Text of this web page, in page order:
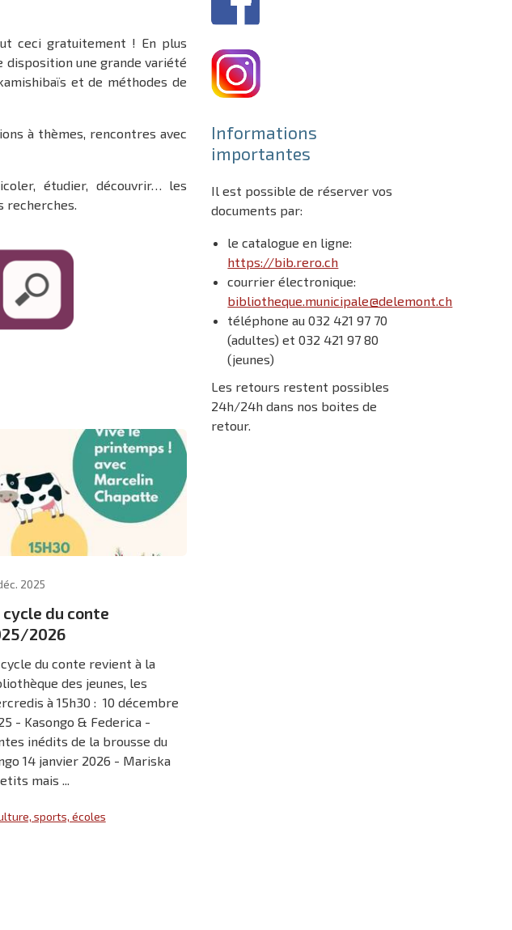
ceci gratuitement ! En plus
disposition une grande variété
et de méthodes de
à thèmes, rencontres avec
étudier, découvrir… les
recherches.
2025
cycle du conte
2026
du conte revient à la
des jeunes, les
à 15h30 : 10 décembre
- Kasongo & Federica -
inédits de la brousse du
14 janvier 2026 - Mariska
mais ...
sports, écoles
Informations
importantes
Il est possible de réserver vos
documents par:
le catalogue en ligne:
https://bib.rero.ch
courrier électronique:
bibliotheque.municipale@delemont.ch
téléphone au 032 421 97 70
(adultes) et 032 421 97 80
(jeunes)
Les retours restent possibles
24h/24h dans nos boites de
retour.